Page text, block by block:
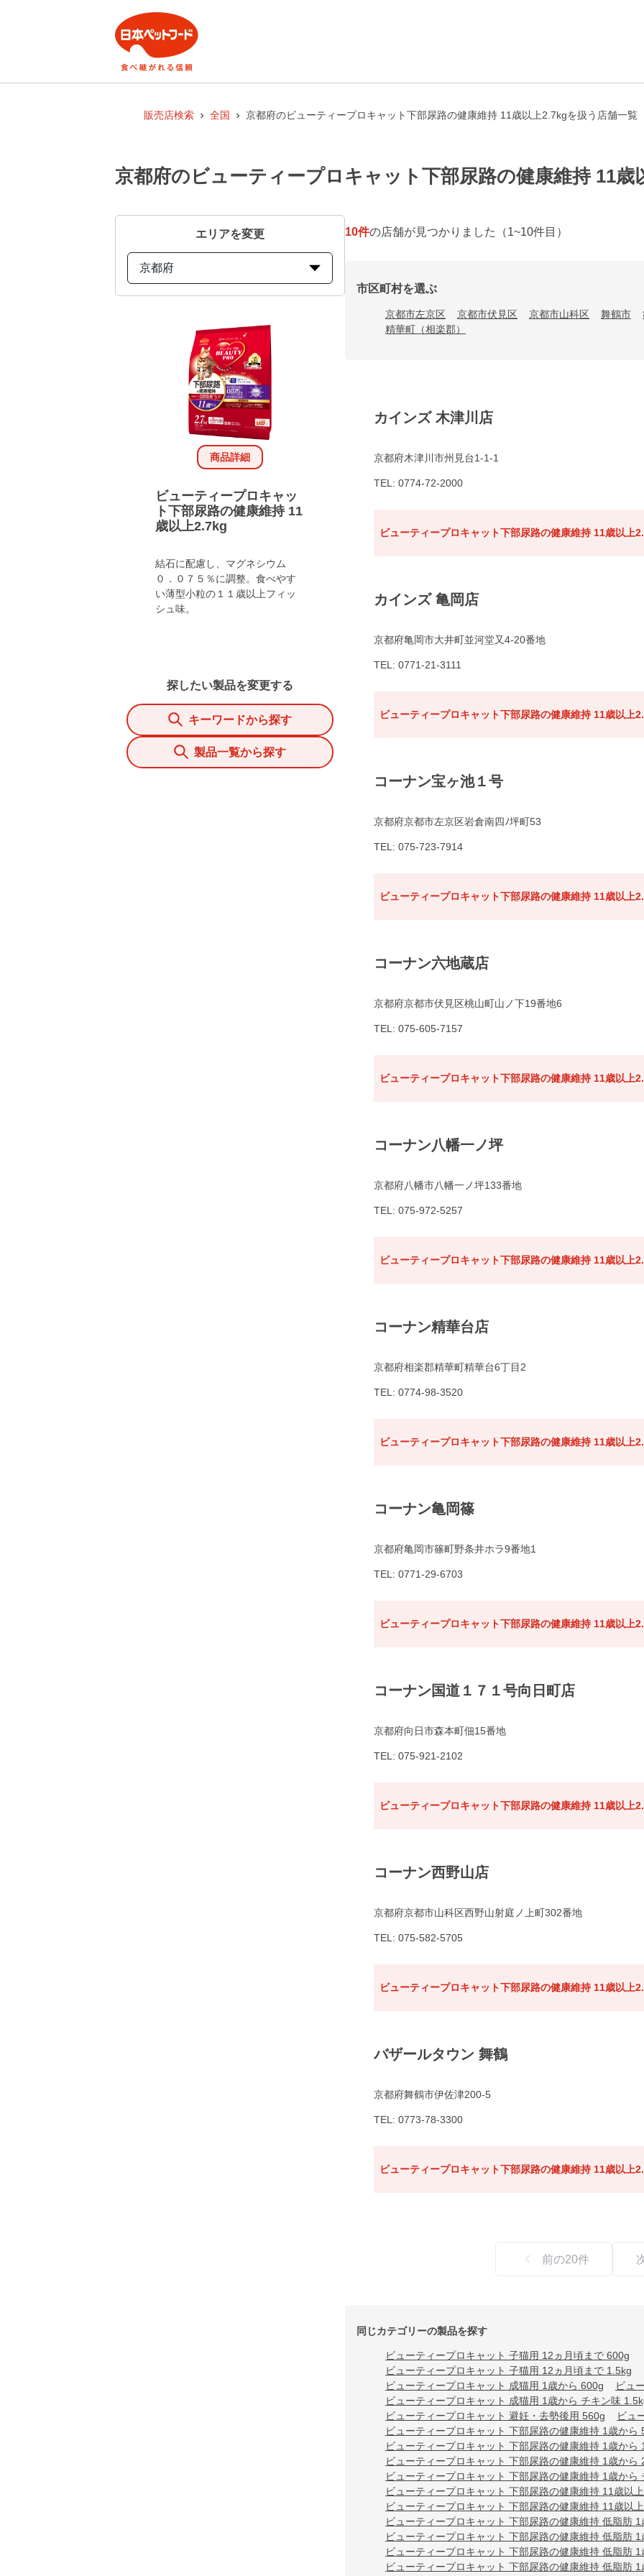
販売店検索 全国 京都府のビューティープロキャット下部尿路の健康維持 11歳以上2.7kgを扱う店舗一覧
京都府のビューティープロキャット下部尿路の健康維持 11歳
エリアを変更
京都府
商品詳細
ビューティープロキャッ
ト下部尿路の健康維持 11
歳以上2.7kg
結石に配慮し、マグネシウム
０．０７５％に調整。食べやす
い薄型小粒の１１歳以上フィッ
シュ味。
探したい製品を変更する
キーワードから探す
製品一覧から探す
10件の店舗が見つかりました （1~10件目）
市区町村を選ぶ
京都市左京区 京都市伏見区 京都市山科区 舞鶴市
精華町（相楽郡）
カインズ 木津川店
京都府木津川市州見台1-1-1
TEL: 0774-72-2000
ビューティープロキャット下部尿路の健康維持 11歳以上
カインズ 亀岡店
京都府亀岡市大井町並河堂又4-20番地
TEL: 0771-21-3111
ビューティープロキャット下部尿路の健康維持 11歳以上
コーナン宝ヶ池１号
京都府京都市左京区岩倉南四ﾉ坪町53
TEL: 075-723-7914
ビューティープロキャット下部尿路の健康維持 11歳以上
コーナン六地蔵店
京都府京都市伏見区桃山町山ノ下19番地6
TEL: 075-605-7157
ビューティープロキャット下部尿路の健康維持 11歳以上
コーナン八幡一ノ坪
京都府八幡市八幡一ノ坪133番地
TEL: 075-972-5257
ビューティープロキャット下部尿路の健康維持 11歳以上
コーナン精華台店
京都府相楽郡精華町精華台6丁目2
TEL: 0774-98-3520
ビューティープロキャット下部尿路の健康維持 11歳以上
コーナン亀岡篠
京都府亀岡市篠町野条井ホラ9番地1
TEL: 0771-29-6703
ビューティープロキャット下部尿路の健康維持 11歳以上
コーナン国道１７１号向日町店
京都府向日市森本町佃15番地
TEL: 075-921-2102
ビューティープロキャット下部尿路の健康維持 11歳以上
コーナン西野山店
京都府京都市山科区西野山射庭ノ上町302番地
TEL: 075-582-5705
ビューティープロキャット下部尿路の健康維持 11歳以上
バザールタウン 舞鶴
京都府舞鶴市伊佐津200-5
TEL: 0773-78-3300
ビューティープロキャット下部尿路の健康維持 11歳以上
前の20件
同じカテゴリーの製品を探す
ビューティープロキャット 子猫用 12ヵ月頃まで 600g
ビューティープロキャット 子猫用 12ヵ月頃まで 1.5kg
ビューティープロキャット 成猫用 1歳から 600g
ビュ
ビューティープロキャット 成猫用 1歳から チキン味
ビューティープロキャット 避妊・去勢後用 560g
ビュ
ビューティープロキャット 下部尿路の健康維持 1歳から
ビューティープロキャット 下部尿路の健康維持 1歳から
ビューティープロキャット 下部尿路の健康維持 1歳から
ビューティープロキャット 下部尿路の健康維持 1歳から
ビューティープロキャット 下部尿路の健康維持 11歳以
ビューティープロキャット 下部尿路の健康維持 11歳以
ビューティープロキャット 下部尿路の健康維持 低脂肪
ビューティープロキャット 下部尿路の健康維持 低脂肪
ビューティープロキャット 下部尿路の健康維持 低脂肪
ビューティープロキャット 下部尿路の健康維持 低脂肪